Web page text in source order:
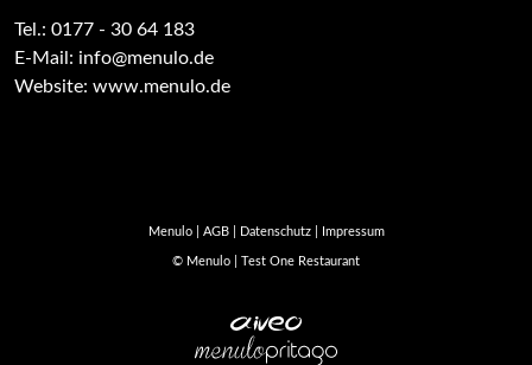
Tel.: 0177 - 30 64 183
E‑Mail: info@menulo.de
Website: www.menulo.de
Menulo | AGB | Datenschutz | Impressum
© Menulo | Test One Restaurant